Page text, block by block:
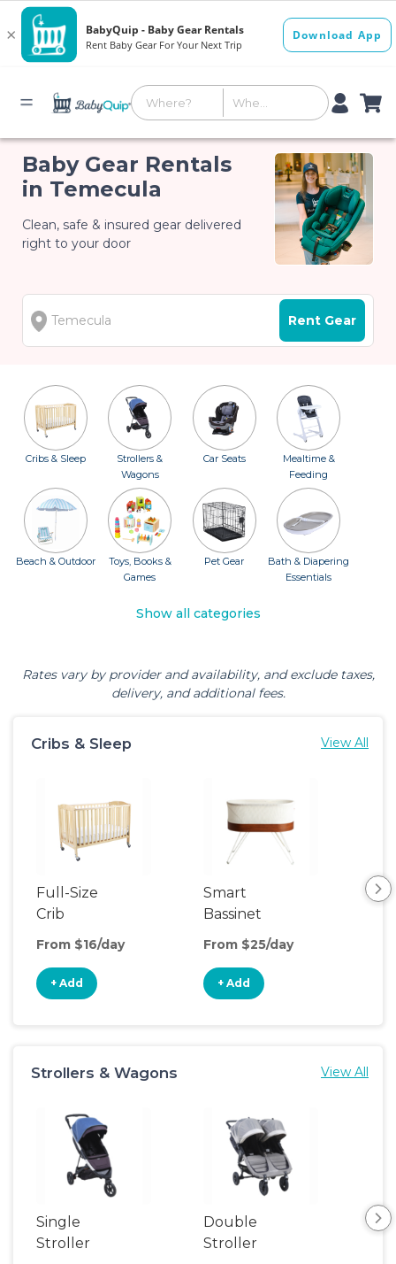
Baby Gear Rentals
in Temecula
Clean, safe & insured gear delivered
right to your door
Rent Gear
Cribs & Sleep
Strollers &
Wagons
Car Seats
Mealtime &
Feeding
Beach & Outdoor
Toys, Books &
Games
Pet Gear
Bath & Diapering
Essentials
Show all categories
Rates vary by provider and availability, and exclude taxes,
delivery, and additional fees.
Cribs & Sleep View All
Full-Size
Crib
From $16/day
+ Add
Smart
Bassinet
From $25/day
+ Add
Strollers & Wagons View All
Single
Stroller
Double
Stroller